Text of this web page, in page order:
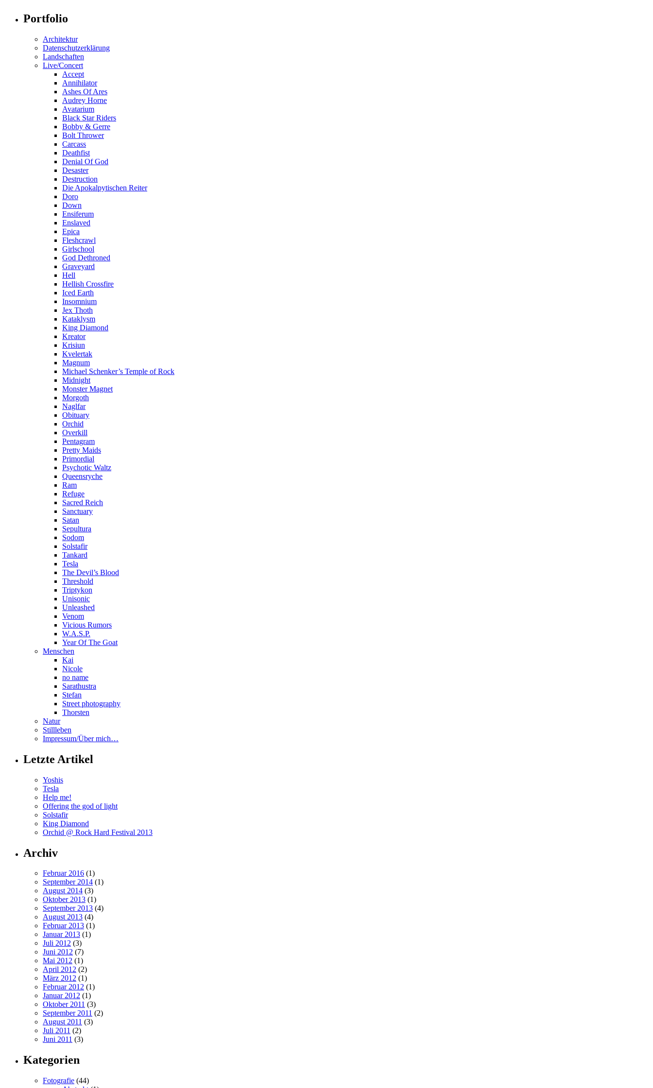
Portfolio
Architektur
Datenschutzerklärung
Landschaften
Live/Concert
Accept
Annihilator
Ashes Of Ares
Audrey Horne
Avatarium
Black Star Riders
Bobby & Gerre
Bolt Thrower
Carcass
Deathfist
Denial Of God
Desaster
Destruction
Die Apokalpytischen Reiter
Doro
Down
Ensiferum
Enslaved
Epica
Fleshcrawl
Girlschool
God Dethroned
Graveyard
Hell
Hellish Crossfire
Iced Earth
Insomnium
Jex Thoth
Kataklysm
King Diamond
Kreator
Krisiun
Kvelertak
Magnum
Michael Schenker’s Temple of Rock
Midnight
Monster Magnet
Morgoth
Naglfar
Obituary
Orchid
Overkill
Pentagram
Pretty Maids
Primordial
Psychotic Waltz
Queensryche
Ram
Refuge
Sacred Reich
Sanctuary
Satan
Sepultura
Sodom
Solstafir
Tankard
Tesla
The Devil’s Blood
Threshold
Triptykon
Unisonic
Unleashed
Venom
Vicious Rumors
W.A.S.P.
Year Of The Goat
Menschen
Kai
Nicole
no name
Sarathustra
Stefan
Street photography
Thorsten
Natur
Stillleben
Impressum/Über mich…
Letzte Artikel
Yoshis
Tesla
Help me!
Offering the god of light
Solstafir
King Diamond
Orchid @ Rock Hard Festival 2013
Archiv
Februar 2016 (1)
September 2014 (1)
August 2014 (3)
Oktober 2013 (1)
September 2013 (4)
August 2013 (4)
Februar 2013 (1)
Januar 2013 (1)
Juli 2012 (3)
Juni 2012 (7)
Mai 2012 (1)
April 2012 (2)
März 2012 (1)
Februar 2012 (1)
Januar 2012 (1)
Oktober 2011 (3)
September 2011 (2)
August 2011 (3)
Juli 2011 (2)
Juni 2011 (3)
Kategorien
Fotografie (44)